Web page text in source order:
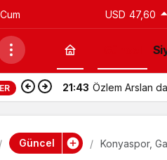
USD 47,60
21:43 Utku Caner
Güncel Konyaspor,